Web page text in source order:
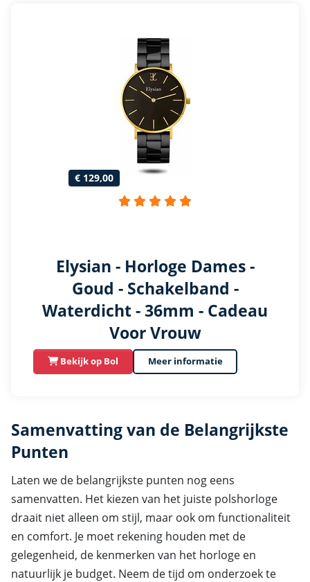
€ 129,00
Elysian - Horloge Dames -
Goud - Schakelband -
Waterdicht - 36mm - Cadeau
Voor Vrouw
Bekijk op Bol Meer informatie
Samenvatting van de Belangrijkste
Punten
Laten we de belangrijkste punten nog eens
samenvatten. Het kiezen van het juiste polshorloge
draait niet alleen om stijl, maar ook om functionaliteit
en comfort. Je moet rekening houden met de
gelegenheid, de kenmerken van het horloge en
natuurlijk je budget. Neem de tijd om onderzoek te